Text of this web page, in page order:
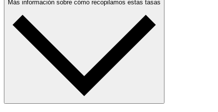
Más información sobre cómo recopilamos estas tasas